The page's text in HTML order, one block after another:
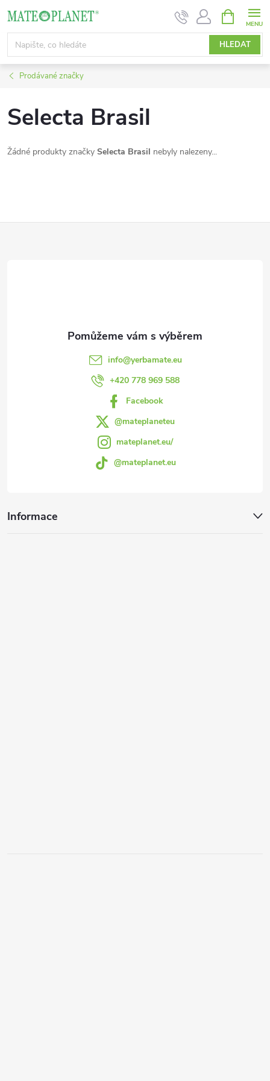
na
obsah
HLEDAT
NÁKUPNÍ
KOŠÍK
Prodávané značky
Selecta Brasil
Žádné produkty značky Selecta Brasil nebyly nalezeny...
info@yerbamate.eu
+420 778 969 588
Facebook
@mateplaneteu
mateplanet.eu/
@mateplanet.eu
Informace